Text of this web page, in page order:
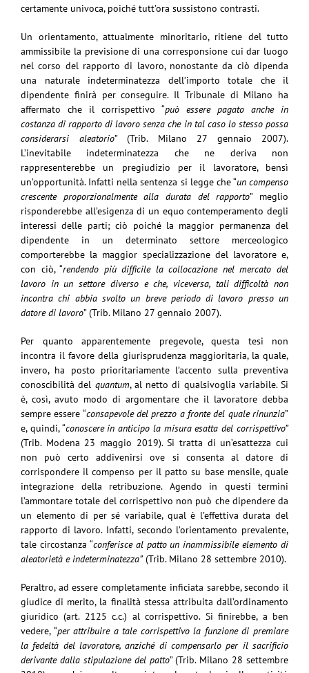
certamente univoca, poiché tutt’ora sussistono contrasti.
Un orientamento, attualmente minoritario, ritiene del tutto
ammissibile la previsione di una corresponsione cui dar luogo
nel corso del rapporto di lavoro, nonostante da ciò dipenda
una naturale indeterminatezza dell’importo totale che il
dipendente finirà per conseguire. Il Tribunale di Milano ha
affermato che il corrispettivo “può essere pagato anche in
costanza di rapporto di lavoro senza che in tal caso lo stesso possa
considerarsi aleatorio” (Trib. Milano 27 gennaio 2007).
L’inevitabile indeterminatezza che ne deriva non
rappresenterebbe un pregiudizio per il lavoratore, bensì
un’opportunità. Infatti nella sentenza si legge che “un compenso
crescente proporzionalmente alla durata del rapporto” meglio
risponderebbe all’esigenza di un equo contemperamento degli
interessi delle parti; ciò poiché la maggior permanenza del
dipendente in un determinato settore merceologico
comporterebbe la maggior specializzazione del lavoratore e,
con ciò, “rendendo più difficile la collocazione nel mercato del
lavoro in un settore diverso e che, viceversa, tali difficoltà non
incontra chi abbia svolto un breve periodo di lavoro presso un
datore di lavoro” (Trib. Milano 27 gennaio 2007).
Per quanto apparentemente pregevole, questa tesi non
incontra il favore della giurisprudenza maggioritaria, la quale,
invero, ha posto prioritariamente l’accento sulla preventiva
conoscibilità del quantum, al netto di qualsivoglia variabile. Si
è, così, avuto modo di argomentare che il lavoratore debba
sempre essere “consapevole del prezzo a fronte del quale rinunzia”
e, quindi, “conoscere in anticipo la misura esatta del corrispettivo”
(Trib. Modena 23 maggio 2019). Si tratta di un’esattezza cui
non può certo addivenirsi ove si consenta al datore di
corrispondere il compenso per il patto su base mensile, quale
integrazione della retribuzione. Agendo in questi termini
l’ammontare totale del corrispettivo non può che dipendere da
un elemento di per sé variabile, qual è l’effettiva durata del
rapporto di lavoro. Infatti, secondo l’orientamento prevalente,
tale circostanza “conferisce al patto un inammissibile elemento di
aleatorietà e indeterminatezza”(Trib. Milano 28 settembre 2010).
Peraltro, ad essere completamente inficiata sarebbe, secondo il
giudice di merito, la finalità stessa attribuita dall’ordinamento
giuridico (art. 2125 c.c.) al corrispettivo. Si finirebbe, a ben
vedere, “per attribuire a tale corrispettivo la funzione di premiare
la fedeltà del lavoratore, anziché di compensarlo per il sacrificio
derivante dalla stipulazione del patto” (Trib. Milano 28 settembre